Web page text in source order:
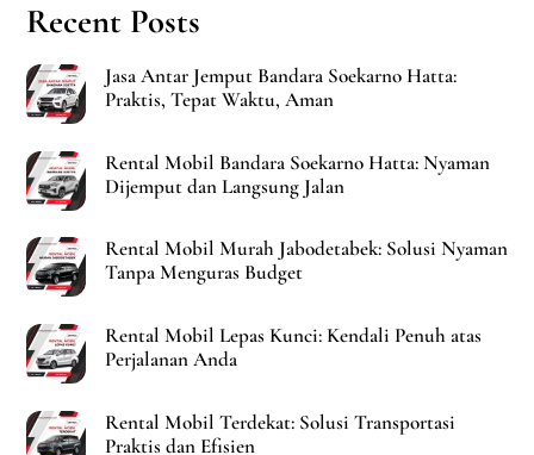
Recent Posts
Jasa Antar Jemput Bandara Soekarno Hatta:
Praktis, Tepat Waktu, Aman
Rental Mobil Bandara Soekarno Hatta: Nyaman
Dijemput dan Langsung Jalan
Rental Mobil Murah Jabodetabek: Solusi Nyaman
Tanpa Menguras Budget
Rental Mobil Lepas Kunci: Kendali Penuh atas
Perjalanan Anda
Rental Mobil Terdekat: Solusi Transportasi
Praktis dan Efisien